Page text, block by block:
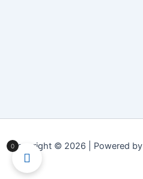
Copyright © 2026 | Powered by
0